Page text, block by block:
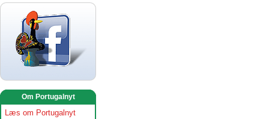
Om Portugalnyt
Læs om Portugalnyt